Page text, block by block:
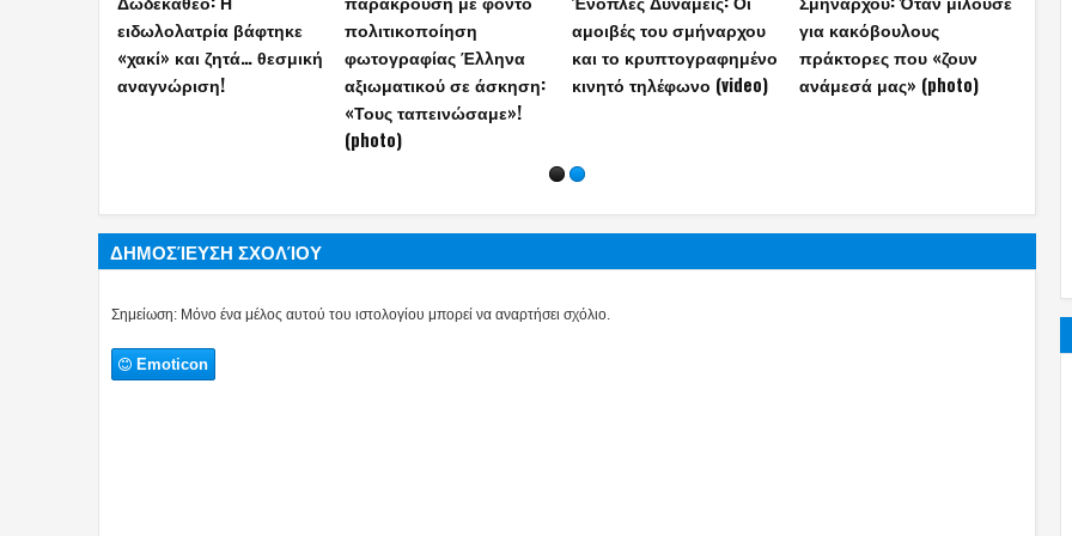
Υπαξιωματικών και
ΕΠΟΠ–Έτσι θα φέρονται
στις στολές (photos)
μετά από καταδίωξη με
jet ski και εντοπισμό
όπλου
να ασκεί ιδιωτικό έργο ή
εργασία–Ποιοι
εξαιρούνται
μαμούθ έως το 2038 με F-
35, drones, νέα υποβρύχια
και όπλα που αλλάζουν
ΔΗΜΟΣΊΕΥΣΗ ΣΧΟΛΊΟΥ